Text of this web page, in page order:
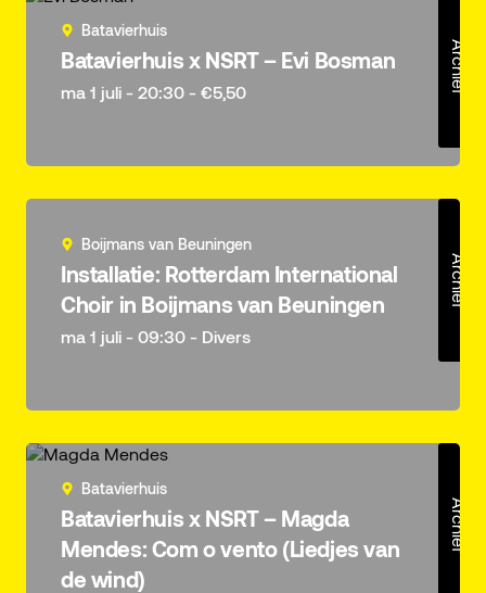
Archief
Batavierhuis
Batavierhuis x NSRT – Evi Bosman
ma 1 juli - 20:30 - €5,50
Archief
Boijmans van Beuningen
Installatie: Rotterdam International
Choir in Boijmans van Beuningen
ma 1 juli - 09:30 - Divers
Archief
Batavierhuis
Batavierhuis x NSRT – Magda
Mendes: Com o vento (Liedjes van
de wind)